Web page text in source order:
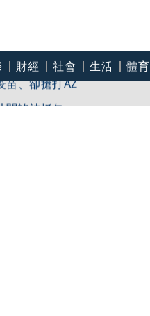
財經 社會 生活 體育
、卻搶打AZ
謠被抓包